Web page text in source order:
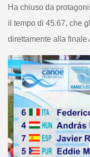
Ha chiuso da
il tempo di 45.67, che
direttamente alla finale